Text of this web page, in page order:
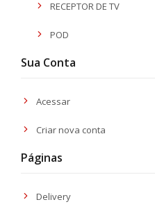
RECEPTOR DE TV
POD
Sua Conta
Acessar
Criar nova conta
Páginas
Delivery